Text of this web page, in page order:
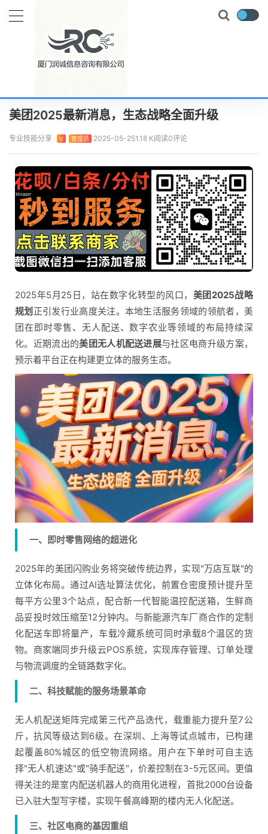
当前位置： 首页 实时要闻
美团2025最新消息，生态战略全面升级
专业技能分享 V 管理员 2025-05-251.18 K阅读0评论
2025年5月25日，站在数字化转型的风口， 美团2025战略
规划 正引发行业高度关注。本地生活服务领域的领航者，美
团在即时零售、无人配送、数字农业等领域的布局持续深
化。近期流出的美团无人机配送进展与社区电商升级方案，
预示着平台正在构建更立体的服务生态。
一、即时零售网络的超进化
2025年的美团闪购业务将突破传统边界，实现"万店互联"的
立体化布局。通过AI选址算法优化，前置仓密度预计提升至
每平方公里3个站点，配合新一代智能温控配送箱，生鲜商
品妥投时效压缩至12分钟内。与新能源汽车厂商合作的定制
化配送车即将量产，车载冷藏系统可同时承载8个温区的货
物。商家端同步升级云POS系统，实现库存管理、订单处理
与物流调度的全链路数字化。
二、科技赋能的服务场景革命
无人机配送矩阵完成第三代产品迭代，载重能力提升至7公
斤，抗风等级达到6级。在深圳、上海等试点城市，已构建
起覆盖80%城区的低空物流网络。用户在下单时可自主选
择"无人机速达"或"骑手配送"，价差控制在3-5元区间。更值
得关注的是室内配送机器人的商用化进程，首批2000台设备
已入驻大型写字楼，实现午餐高峰期的楼内无人化配送。
三、社区电商的基因重组